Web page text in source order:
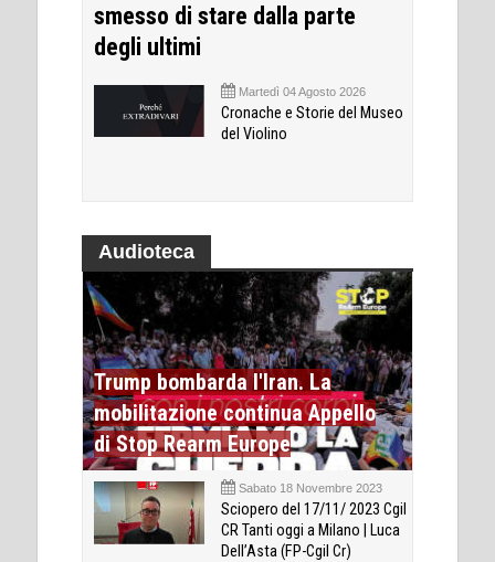
smesso di stare dalla parte
degli ultimi
Martedì 04 Agosto 2026
Cronache e Storie del Museo
del Violino
Audioteca
Trump bombarda l'Iran. La
mobilitazione continua Appello
di Stop Rearm Europe
Sabato 18 Novembre 2023
Sciopero del 17/11/ 2023 Cgil
CR Tanti oggi a Milano | Luca
Dell’Asta (FP-Cgil Cr)